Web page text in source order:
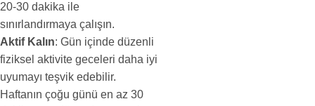
20-30 dakika ile
sınırlandırmaya çalışın.
Aktif Kalın: Gün içinde düzenli
fiziksel aktivite geceleri daha iyi
uyumayı teşvik edebilir.
Haftanın çoğu günü en az 30